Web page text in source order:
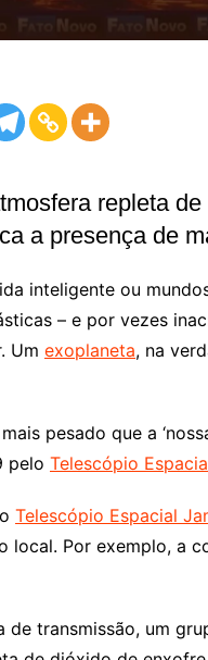
repleta
a presença de
inteligente ou
– e por vezes
Um exoplaneta, na
pesado que a
pelo Telescópio
Telescópio Espacial
local. Por exemplo, a
transmissão, um